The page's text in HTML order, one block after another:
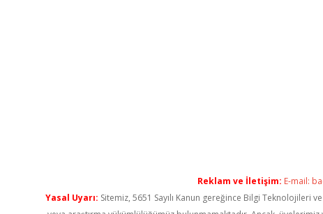
Reklam ve İletişim: E-mail:
Yasal Uyarı: Sitemiz, 5651 Sayılı Kanun gereğince Bilgi